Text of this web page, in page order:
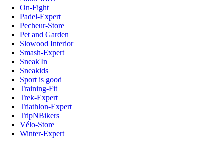
On-Fight
Padel-Expert
Pecheur-Store
Pet and Garden
Slowood Interior
Smash-Expert
Sneak'In
Sneakids
Sport is good
Training-Fit
Trek-Expert
Triathlon-Expert
TripNBikers
Vélo-Store
Winter-Expert